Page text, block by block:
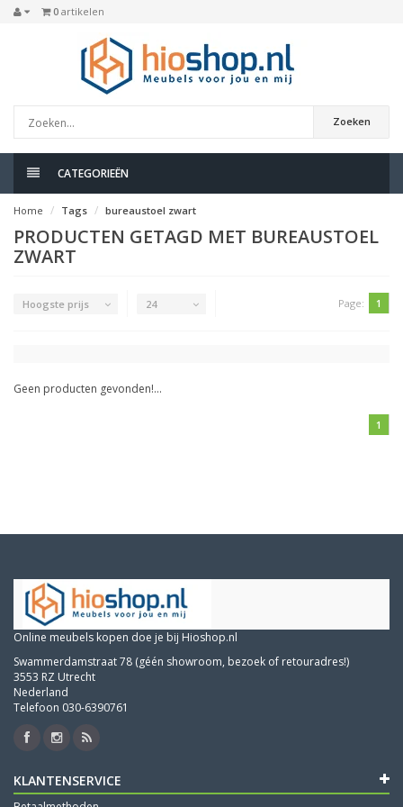
0 artikelen
Zoeken
CATEGORIEËN
Home Tags bureaustoel zwart
PRODUCTEN GETAGD MET BUREAUSTOEL
ZWART
Hoogste prijs 24 Page: 1
Geen producten gevonden!...
1
Online meubels kopen doe je bij Hioshop.nl
Swammerdamstraat 78 (géén showroom, bezoek of retouradres!)
3553 RZ Utrecht
Nederland
Telefoon 030-6390761
KLANTENSERVICE